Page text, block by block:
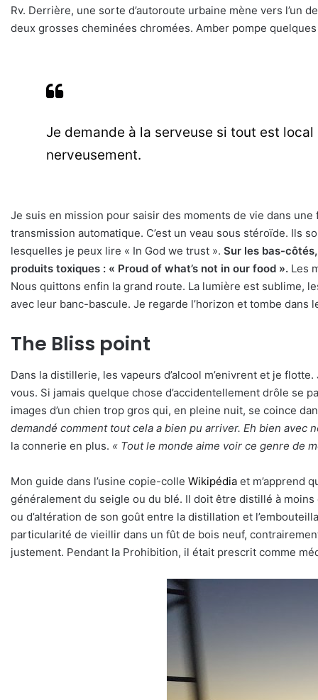
Rv. Derrière, une sorte d’autoroute urbaine mène vers l’un
deux grosses cheminées chromées. Amber pompe
Je demande à la serveuse si tout est
nerveusement.
Je suis en mission pour saisir des moments de vie dans
transmission automatique. C’est un veau sous stéroïde. Ils
lesquelles je peux lire « In God we trust ». Sur les bas-
produits toxiques : « Proud of what’s not in our food ». Les
Nous quittons enfin la grand route. La lumière est sublime,
avec leur banc-bascule. Je regarde l’horizon et tombe dans
The Bliss point
Dans la distillerie, les vapeurs d’alcool m’enivrent et je
vous. Si jamais quelque chose d’accidentellement drôle se
images d’un chien trop gros qui, en pleine nuit, se coince
demandé comment tout cela a bien pu arriver. Eh bien
la connerie en plus. « Tout le monde aime voir ce genre de
Mon guide dans l’usine copie-colle Wikipédia et m’apprend
généralement du seigle ou du blé. Il doit être distillé à
ou d’altération de son goût entre la distillation et
particularité de vieillir dans un fût de bois neuf,
justement. Pendant la Prohibition, il était prescrit comme